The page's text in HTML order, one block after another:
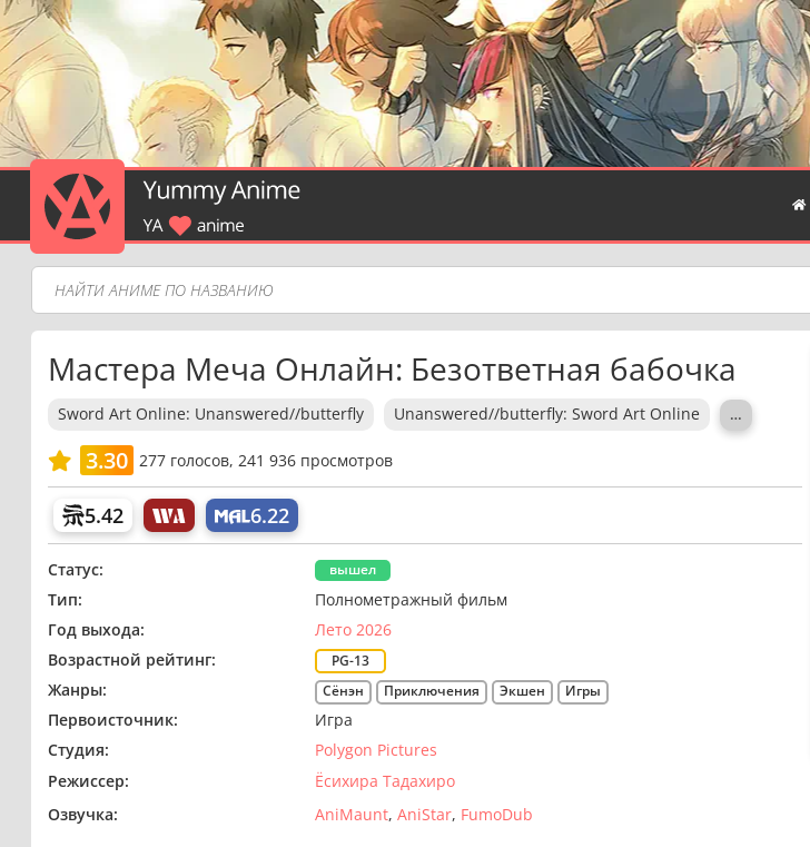
Мастера Меча Онлайн: Безответная бабочка
Sword Art Online: Unanswered//butterfly Unanswered//butterfly: Sword Art Online …
3.30 277голосов, 241 936 просмотров
5.42 6.22
Статус: вышел
Тип:
Полнометражный фильм
Год выхода:
Лето 2026
Возрастной рейтинг:
PG-13
Жанры: Сёнэн Приключения Экшен Игры
Первоисточник:
Игра
Студия:
Polygon Pictures
Режиссер:
Ёсихира Тадахиро
Озвучка:
AniMaunt AniStar FumoDub